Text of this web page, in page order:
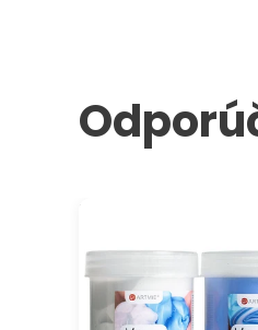
ARTMIE Mold mate -
400 g